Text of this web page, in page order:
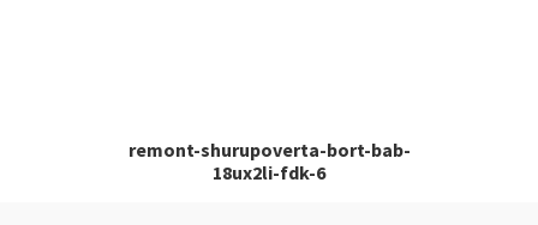
remont-shurupoverta-bort-bab-
18ux2li-fdk-6